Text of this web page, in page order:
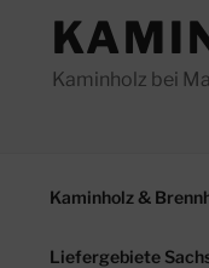
Kaminholz bei
Kaminholz &
Liefergebiete